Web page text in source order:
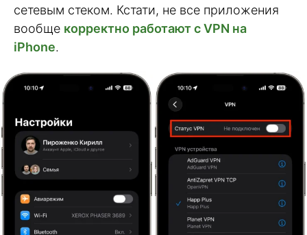
сетевым стеком. Кстати, не все приложения
вообще корректно работают с VPN на
iPhone.